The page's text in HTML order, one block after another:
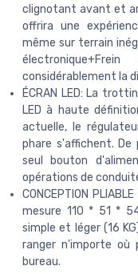
clignotant avant et
offrira une
même sur terrain
considérablement la
ÉCRAN LED: La
LED à haute
actuelle, le
phare s'affichent.
seul bouton
opérations de
CONCEPTION
mesure 110 * 51 *
simple et léger (16
ranger n'importe où
bureau.